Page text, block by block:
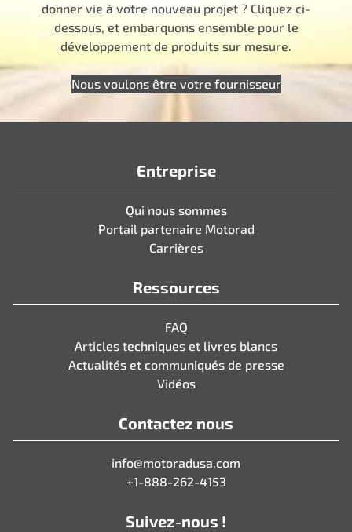
donner vie à votre nouveau projet ? Cliquez ci-
dessous, et embarquons ensemble pour le
développement de produits sur mesure.
Nous voulons être votre fournisseur
Entreprise
Qui nous sommes
Portail partenaire Motorad
Carrières
Ressources
FAQ
Articles techniques et livres blancs
Actualités et communiqués de presse
Vidéos
Contactez nous
info@motoradusa.com
+1-888-262-4153
Suivez-nous !